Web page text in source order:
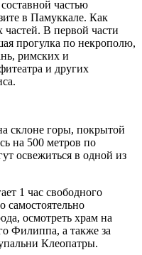
частью
в Памуккале. Как
частей. В первой части
прогулка по некрополю,
римских и
и других
склоне горы, покрытой
на 500 метров по
освежиться в одной из
1 час свободного
осмотреть храм на
Филиппа, а также за
Клеопатры.